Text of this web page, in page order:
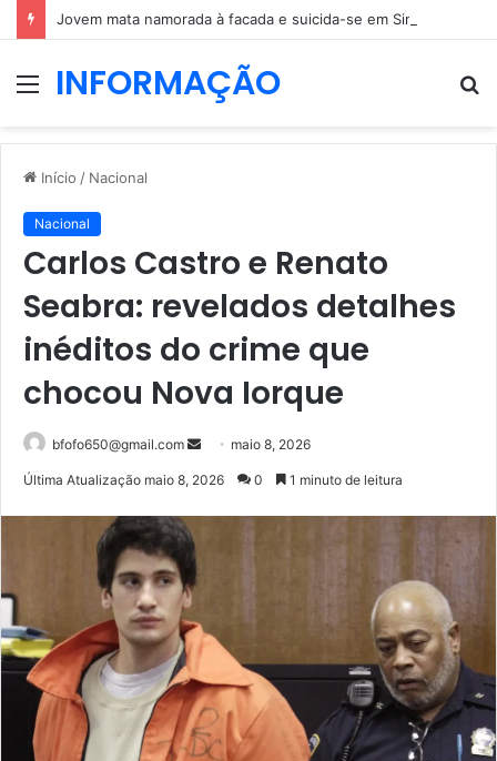
Jovem mata namorada à facada e suicida-se em Sintra
MenuINFORMAÇÃO
Início / Nacional
Nacional
Carlos Castro e Renato
Seabra: revelados detalhes
inéditos do crime que
chocou Nova Iorque
bfofo650@gmail.com
Mandemaio 8, 2026
Última Atualização maio 8, 2026 0 1 minuto de leitura